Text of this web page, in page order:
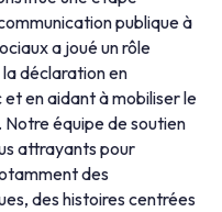
publique à
a joué un rôle
déclaration en
en aidant à mobiliser le
équipe de soutien
attrayants pour
des
des histoires centrées